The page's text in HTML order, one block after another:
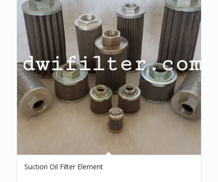
Suction Oil Filter Element